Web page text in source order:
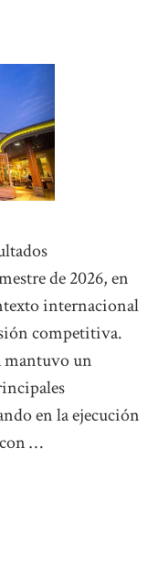
de 2026, en
internacional
competitiva.
mantuvo un
en la ejecución
…